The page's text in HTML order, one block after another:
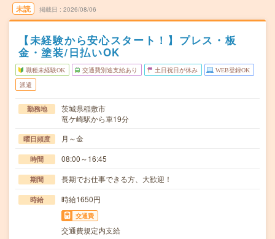
未読 掲載日 2026/08/06
【未経験から安心スタート！】プレス・板
金・塗装/日払いOK
職種未経験OK 交通費別途支給あり 土日祝日が休み WEB登録OK
派遣
勤務地
茨城県稲敷市
竜ケ崎駅から車19分
曜日頻度 月～金
時間 08:00～16:45
期間 長期でお仕事できる方、大歓迎！
時給 時給1650円
交通費
交通費規定内支給